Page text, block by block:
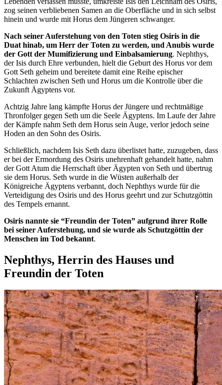
zog seinen verbliebenen Samen an die Oberfläche und in sich selbst
hinein und wurde mit Horus dem Jüngeren schwanger.
Nach seiner Auferstehung von den Toten stieg Osiris in die
Duat hinab, um Herr der Toten zu werden, und Anubis wurde
der Gott der Mumifizierung und Einbalsamierung. Nephthys,
der Isis durch Ehre verbunden, hielt die Geburt des Horus vor dem
Gott Seth geheim und bereitete damit eine Reihe epischer
Schlachten zwischen Seth und Horus um die Kontrolle über die
Zukunft Ägyptens vor.
Achtzig Jahre lang kämpfte Horus der Jüngere und rechtmäßige
Thronfolger gegen Seth um die Seele Ägyptens. Im Laufe der Jahre
der Kämpfe nahm Seth dem Horus sein Auge, verlor jedoch seine
Hoden an den Sohn des Osiris.
Schließlich, nachdem Isis Seth dazu überlistet hatte, zuzugeben, dass
er bei der Ermordung des Osiris unehrenhaft gehandelt hatte, nahm
der Gott Atum die Herrschaft über Ägypten von Seth und übertrug
sie dem Horus. Seth wurde in die Wüsten außerhalb der
Königreiche Ägyptens verbannt, doch Nephthys wurde für die
Verteidigung des Osiris und des Horus geehrt und zur Schutzgöttin
des Tempels ernannt.
Osiris nannte sie “Freundin der Toten” aufgrund ihrer Rolle
bei seiner Auferstehung, und sie wurde als Schutzgöttin der
Menschen im Tod bekannt.
Nephthys, Herrin des Hauses und
Freundin der Toten